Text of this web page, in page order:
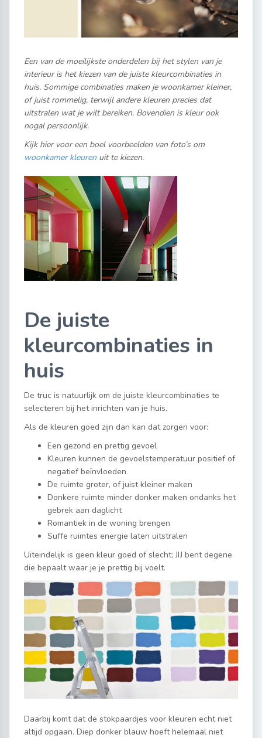
Een van de moeilijkste onderdelen bij het stylen van je
interieur is het kiezen van de juiste kleurcombinaties in
huis. Sommige combinaties maken je woonkamer kleiner,
of juist rommelig, terwijl andere kleuren precies dat
uitstralen wat je wilt bereiken. Bovendien is kleur ook
nogal persoonlijk.
Kijk hier voor een boel voorbeelden van foto’s om
woonkamer kleuren uit te kiezen.
De juiste
kleurcombinaties in
huis
De truc is natuurlijk om de juiste kleurcombinaties te
selecteren bij het inrichten van je huis.
Als de kleuren goed zijn dan kan dat zorgen voor:
Een gezond en prettig gevoel
Kleuren kunnen de gevoelstemperatuur positief of
negatief beïnvloeden
De ruimte groter, of juist kleiner maken
Donkere ruimte minder donker maken ondanks het
gebrek aan daglicht
Romantiek in de woning brengen
Suffe ruimtes energie laten uitstralen
Uiteindelijk is geen kleur goed of slecht; JIJ bent degene
die bepaalt waar je je prettig bij voelt.
Daarbij komt dat de stokpaardjes voor kleuren echt niet
altijd opgaan. Diep donker blauw hoeft helemaal niet